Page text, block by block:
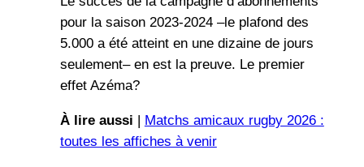
pour la saison 2023-2024 –le plafond des
5.000 a été atteint en une dizaine de jours
seulement– en est la preuve. Le premier
effet Azéma?
À lire aussi | Matchs amicaux rugby 2026 :
toutes les affiches à venir